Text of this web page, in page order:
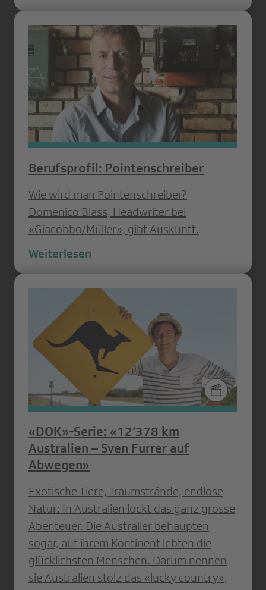
Berufsprofil: Pointenschreiber
Wie wird man Pointenschreiber?
Domenico Blass, Headwriter bei
«Giacobbo/Müller», gibt Auskunft.
Weiterlesen
«DOK»-Serie: «12‘378 km
Australien – Sven Furrer auf
Abwegen»
Exotische Tiere, Traumstrände, endlose
Natur: In Australien lockt das ganz grosse
Abenteuer. Die Australier behaupten
sogar, auf ihrem Kontinent lebten die
glücklichsten Menschen. Darum nennen
sie Australien stolz das «lucky country»,